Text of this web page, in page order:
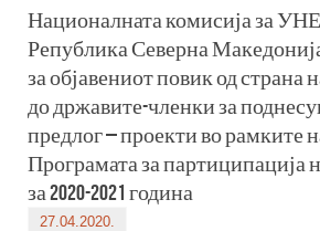
Националната комисија за
Република Северна
за објавениот повик од
до државите-членки за
предлог – проекти во рамките
Програмата за
за 2020-2021 година
27.04.2020.